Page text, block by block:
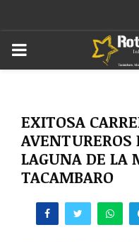
PRIMARY
EXITOSA
AVENTUREROS
LAGUNA DE LA
TACAMBARO